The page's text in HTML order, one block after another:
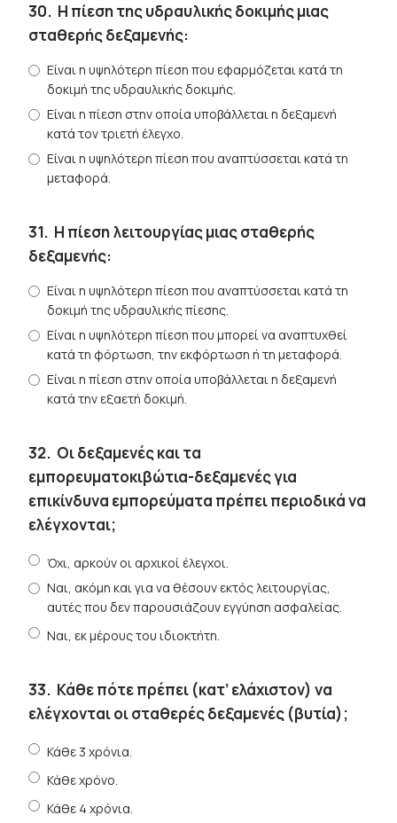
30. Η πίεση της υδραυλικής δοκιμής μιας
σταθερής δεξαμενής:
Είναι η υψηλότερη πίεση που εφαρμόζεται κατά τη
δοκιμή της υδραυλικής δοκιμής.
Είναι η πίεση στην οποία υποβάλλεται η δεξαμενή
κατά τον τριετή έλεγχο.
Είναι η υψηλότερη πίεση που αναπτύσσεται κατά τη
μεταφορά.
31. Η πίεση λειτουργίας μιας σταθερής
δεξαμενής:
Είναι η υψηλότερη πίεση που αναπτύσσεται κατά τη
δοκιμή της υδραυλικής πίεσης.
Είναι η υψηλότερη πίεση που μπορεί να αναπτυχθεί
κατά τη φόρτωση, την εκφόρτωση ή τη μεταφορά.
Είναι η πίεση στην οποία υποβάλλεται η δεξαμενή
κατά την εξαετή δοκιμή.
32. Οι δεξαμενές και τα
εμπορευματοκιβώτια-δεξαμενές για
επικίνδυνα εμπορεύματα πρέπει περιοδικά να
ελέγχονται;
Όχι, αρκούν οι αρχικοί έλεγχοι.
Ναι, ακόμη και για να θέσουν εκτός λειτουργίας,
αυτές που δεν παρουσιάζουν εγγύηση ασφαλείας.
Ναι, εκ μέρους του ιδιοκτήτη.
33. Κάθε πότε πρέπει (κατ’ ελάχιστον) να
ελέγχονται οι σταθερές δεξαμενές (βυτία);
Κάθε 3 χρόνια.
Κάθε χρόνο.
Κάθε 4 χρόνια.